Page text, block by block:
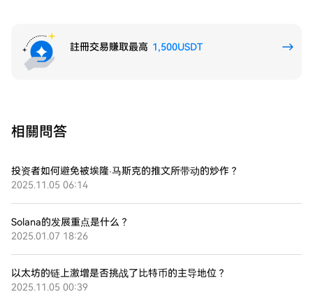
註冊交易賺取最高 1,500USDT
相關問答
投资者如何避免被埃隆·马斯克的推文所带动的炒作？
2025.11.05 06:14
Solana的发展重点是什么？
2025.01.07 18:26
以太坊的链上激增是否挑战了比特币的主导地位？
2025.11.05 00:39